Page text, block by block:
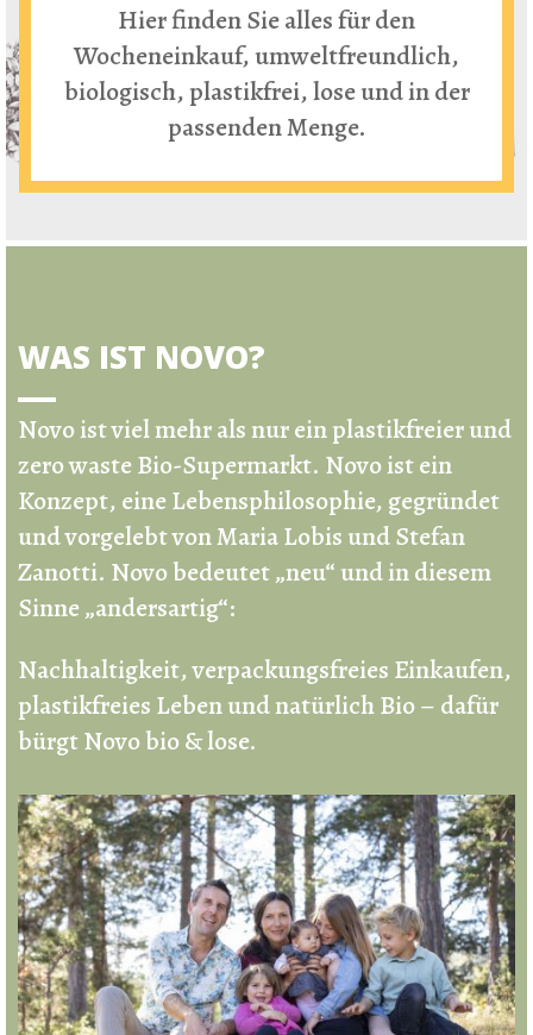
Hier finden Sie alles für den
Wocheneinkauf, umweltfreundlich,
biologisch, plastikfrei, lose und in der
passenden Menge.
WAS IST NOVO?
Novo ist viel mehr als nur einplastikfreier und
zero waste Bio-Supermarkt. Novo ist ein
Konzept, eine Lebensphilosophie, gegründet
und vorgelebt von Maria Lobis und Stefan
Zanotti. Novo bedeutet „neu“ und in diesem
Sinne „andersartig“:
Nachhaltigkeit, verpackungsfreies Einkaufen,
plastikfreies Leben und natürlich Bio – dafür
bürgt Novo bio & lose.